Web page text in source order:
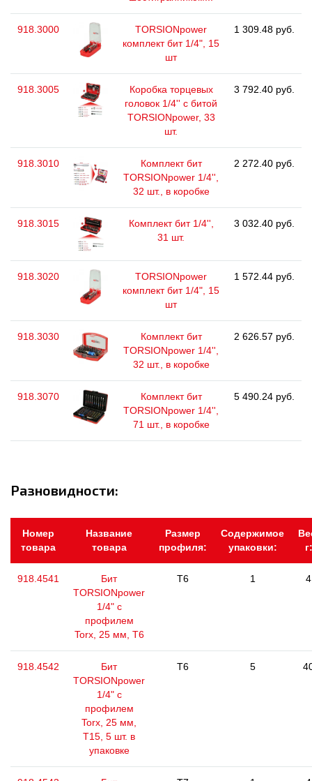
918.3000
TORSIONpower
комплект бит 1/4", 15
шт
1 309.48 руб.
918.3005
Коробка торцевых
головок 1/4'' с битой
TORSIONpower, 33
шт.
3 792.40 руб.
918.3010
Комплект бит
TORSIONpower 1/4'',
32 шт., в коробке
2 272.40 руб.
918.3015
Комплект бит 1/4'',
31 шт.
3 032.40 руб.
918.3020
TORSIONpower
комплект бит 1/4", 15
шт
1 572.44 руб.
918.3030
Комплект бит
TORSIONpower 1/4'',
32 шт., в коробке
2 626.57 руб.
918.3070
Комплект бит
TORSIONpower 1/4'',
71 шт., в коробке
5 490.24 руб.
Разновидности:
Номер
товара
Название
товара
Размер
профиля:
Содержимое
упаковки:
г:
918.4541
Бит
TORSIONpower
1/4" с
профилем
Torx, 25 мм, Т6
T6 1 4
918.4542
Бит
TORSIONpower
1/4" с
профилем
Torx, 25 мм,
Т15, 5 шт. в
упаковке
T6 5